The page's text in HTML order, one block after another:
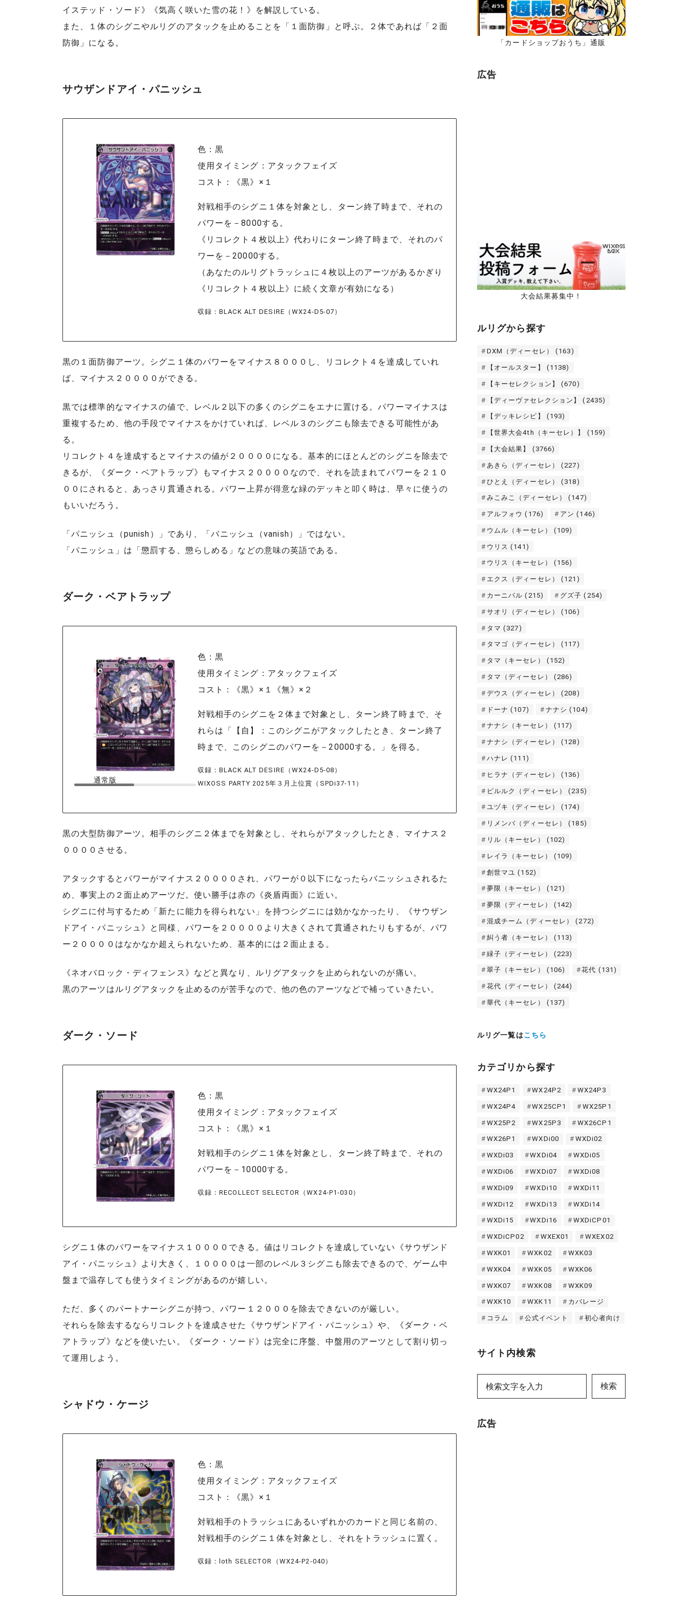
イステッド・ソード》《気高く咲いた雪の花！》を解説している。
また、１体のシグニやルリグのアタックを止めることを「１面防御」と呼ぶ。２体であれば「２面
防御」になる。
サウザンドアイ・パニッシュ
色：黒
使用タイミング：アタックフェイズ
コスト：《黒》×１
対戦相手のシグニ１体を対象とし、ターン終了時まで、それの
パワーを－8000する。
《リコレクト４枚以上》代わりにターン終了時まで、それのパ
ワーを－20000する。
（あなたのルリグトラッシュに４枚以上のアーツがあるかぎり
《リコレクト４枚以上》に続く文章が有効になる）
収録：BLACK ALT DESIRE（WX24-D5-07）
黒の１面防御アーツ。シグニ１体のパワーをマイナス８０００し、リコレクト４を達成していれ
ば、マイナス２００００ができる。
黒では標準的なマイナスの値で、レベル２以下の多くのシグニをエナに置ける。パワーマイナスは
重複するため、他の手段でマイナスをかけていれば、レベル３のシグニも除去できる可能性があ
る。
リコレクト４を達成するとマイナスの値が２００００になる。基本的にほとんどのシグニを除去で
きるが、《ダーク・ベアトラップ》もマイナス２００００なので、それを読まれてパワーを２１０
００にされると、あっさり貫通される。パワー上昇が得意な緑のデッキと叩く時は、早々に使うの
もいいだろう。
「パニッシュ（punish）」であり、「バニッシュ（vanish）」ではない。
「パニッシュ」は「懲罰する、懲らしめる」などの意味の英語である。
ダーク・ベアトラップ
通常版 SP版
色：黒
使用タイミング：アタックフェイズ
コスト：《黒》×１《無》×２
対戦相手のシグニを２体まで対象とし、ターン終了時まで、そ
れらは「【自】：このシグニがアタックしたとき、ターン終了
時まで、このシグニのパワーを－20000する。」を得る。
収録：BLACK ALT DESIRE（WX24-D5-08）
WIXOSS PARTY 2025年３月上位賞（SPDi37-11）
黒の大型防御アーツ。相手のシグニ２体までを対象とし、それらがアタックしたとき、マイナス２
００００させる。
アタックするとパワーがマイナス２００００され、パワーが０以下になったらバニッシュされるた
め、事実上の２面止めアーツだ。使い勝手は赤の《炎盾両面》に近い。
シグニに付与するため「新たに能力を得られない」を持つシグニには効かなかったり、《サウザン
ドアイ・パニッシュ》と同様、パワーを２００００より大きくされて貫通されたりもするが、パワ
ー２００００はなかなか超えられないため、基本的には２面止まる。
《ネオバロック・ディフェンス》などと異なり、ルリグアタックを止められないのが痛い。
黒のアーツはルリグアタックを止めるのが苦手なので、他の色のアーツなどで補っていきたい。
ダーク・ソード
色：黒
使用タイミング：アタックフェイズ
コスト：《黒》×１
対戦相手のシグニ１体を対象とし、ターン終了時まで、それの
パワーを－10000する。
収録：RECOLLECT SELECTOR（WX24-P1-030）
シグニ１体のパワーをマイナス１００００できる。値はリコレクトを達成していない《サウザンド
アイ・パニッシュ》より大きく、１００００は一部のレベル３シグニも除去できるので、ゲーム中
盤まで温存しても使うタイミングがあるのが嬉しい。
ただ、多くのパートナーシグニが持つ、パワー１２０００を除去できないのが厳しい。
それらを除去するならリコレクトを達成させた《サウザンドアイ・パニッシュ》や、《ダーク・ベ
アトラップ》などを使いたい。《ダーク・ソード》は完全に序盤、中盤用のアーツとして割り切っ
て運用しよう。
シャドウ・ケージ
色：黒
使用タイミング：アタックフェイズ
コスト：《黒》×１
対戦相手のトラッシュにあるいずれかのカードと同じ名前の、
対戦相手のシグニ１体を対象とし、それをトラッシュに置く。
収録：loth SELECTOR（WX24-P2-040）
「カードショップおうち」通販
広告
大会結果募集中！
ルリグから探す
DXM（ディーセレ） (163)
【オールスター】 (1138)
【キーセレクション】 (670)
【ディーヴァセレクション】 (2435)
【デッキレシピ】 (193)
【世界大会4th（キーセレ）】 (159)
【大会結果】 (3766)
あきら（ディーセレ） (227)
ひとえ（ディーセレ） (318)
みこみこ（ディーセレ） (147)
アルフォウ (176) アン (146)
ウムル（キーセレ） (109)
ウリス (141)
ウリス（キーセレ） (156)
エクス（ディーセレ） (121)
カーニバル (215) グズ子 (254)
サオリ（ディーセレ） (106)
タマ (327)
タマゴ（ディーセレ） (117)
タマ（キーセレ） (152)
タマ（ディーセレ） (286)
デウス（ディーセレ） (208)
ドーナ (107) ナナシ (104)
ナナシ（キーセレ） (117)
ナナシ（ディーセレ） (128)
ハナレ (111)
ヒラナ（ディーセレ） (136)
ピルルク（ディーセレ） (235)
ユヅキ（ディーセレ） (174)
リメンバ（ディーセレ） (185)
リル（キーセレ） (102)
レイラ（キーセレ） (109)
創世マユ (152)
夢限（キーセレ） (121)
夢限（ディーセレ） (142)
混成チーム（ディーセレ） (272)
糾う者（キーセレ） (113)
緑子（ディーセレ） (223)
翠子（キーセレ） (106) 花代 (131)
花代（ディーセレ） (244)
華代（キーセレ） (137)
ルリグ一覧はこちら
カテゴリから探す
WX24P1 WX24P2 WX24P3
WX24P4 WX25CP1 WX25P1
WX25P2 WX25P3 WX26CP1
WX26P1 WXDi00 WXDi02
WXDi03 WXDi04 WXDi05
WXDi06 WXDi07 WXDi08
WXDi09 WXDi10 WXDi11
WXDi12 WXDi13 WXDi14
WXDi15 WXDi16 WXDiCP01
WXDiCP02 WXEX01 WXEX02
WXK01 WXK02 WXK03
WXK04 WXK05 WXK06
WXK07 WXK08 WXK09
WXK10 WXK11 カバレージ
コラム 公式イベント 初心者向け
サイト内検索
検索
広告